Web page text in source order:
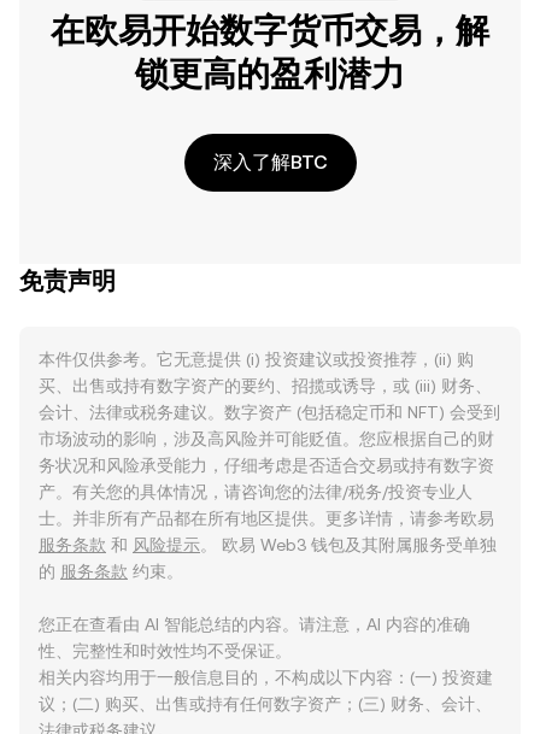
在欧易开始数字货币交易，解
锁更高的盈利潜力
深入了解BTC
免责声明
本件仅供参考。它无意提供 (i) 投资建议或投资推荐，(ii) 购
买、出售或持有数字资产的要约、招揽或诱导，或 (iii) 财务、
会计、法律或税务建议。数字资产 (包括稳定币和 NFT) 会受到
市场波动的影响，涉及高风险并可能贬值。您应根据自己的财
务状况和风险承受能力，仔细考虑是否适合交易或持有数字资
产。有关您的具体情况，请咨询您的法律/税务/投资专业人
士。并非所有产品都在所有地区提供。更多详情，请参考欧易
服务条款 和 风险提示。 欧易 Web3 钱包及其附属服务受单独
的 服务条款 约束。
您正在查看由 AI 智能总结的内容。请注意，AI 内容的准确
性、完整性和时效性均不受保证。
相关内容均用于一般信息目的，不构成以下内容：(一) 投资建
议；(二) 购买、出售或持有任何数字资产；(三) 财务、会计、